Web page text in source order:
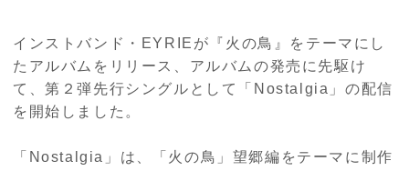
インストバンド・EYRIEが『火の鳥』をテーマにし
たアルバムをリリース、アルバムの発売に先駆け
て、第２弾先行シングルとして「Nostalgia」の配信
を開始しました。
「Nostalgia」は、「火の鳥」望郷編をテーマに制作